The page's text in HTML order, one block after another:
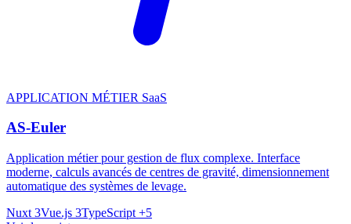
APPLICATION MÉTIER SaaS
AS-Euler
Application métier pour gestion de flux complexe. Interface
moderne, calculs avancés de centres de gravité, dimensionnement
automatique des systèmes de levage.
Nuxt 3Vue.js 3TypeScript +5